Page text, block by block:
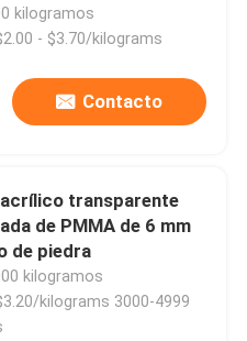
kilogramos
- $3.70/kilograms
Contacto
acrílico transparente
de PMMA de 6 mm
de piedra
kilogramos
kilograms 3000-4999